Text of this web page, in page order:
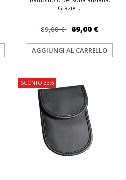
Grazie ...
89,00 € 69,00 €
AGGIUNGI AL CARRELLO
SCONTO 33%